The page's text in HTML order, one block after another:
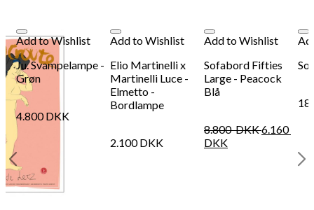
Add to Wishlist
Ju. Svampelampe -
Grøn
4.800DKK
Add to Wishlist
Elio Martinelli x
Martinelli Luce -
Elmetto -
Bordlampe
2.100DKK
Add to Wishlist
Sofabord Fifties
Large - Peacock
Blå
8.800DKK6.160
DKK